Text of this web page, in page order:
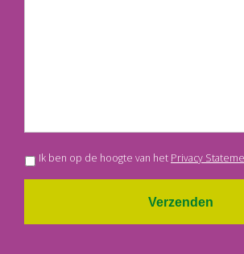
Ik ben op de hoogte van het Privacy
Verzenden